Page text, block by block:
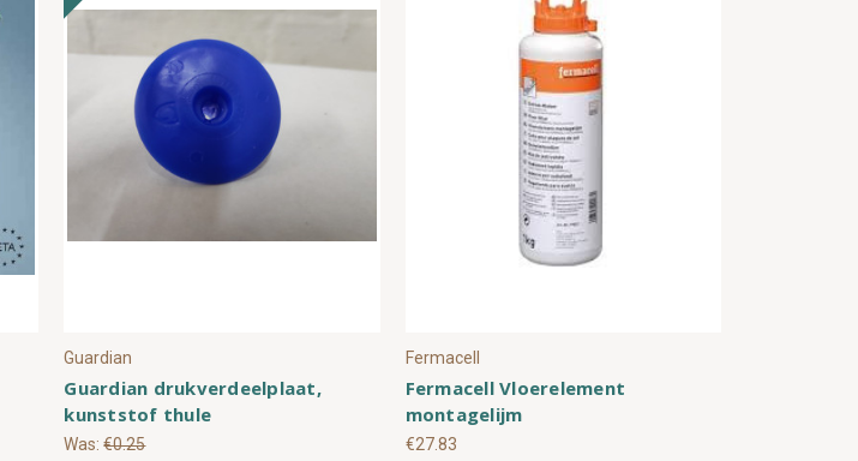
Guardian
Guardian drukverdeelplaat,
kunststof thule
Was:€0.25
Fermacell
Fermacell Vloerelement
montagelijm
€27.83